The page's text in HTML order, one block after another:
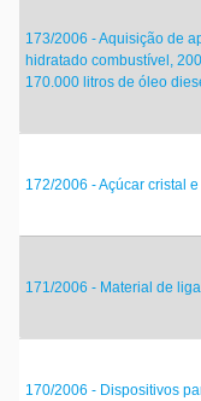
173/2006 - Aquisição de
hidratado combustível,
170.000 litros de óleo
172/2006 - Açúcar cristal
171/2006 - Material de
170/2006 - Dispositivos